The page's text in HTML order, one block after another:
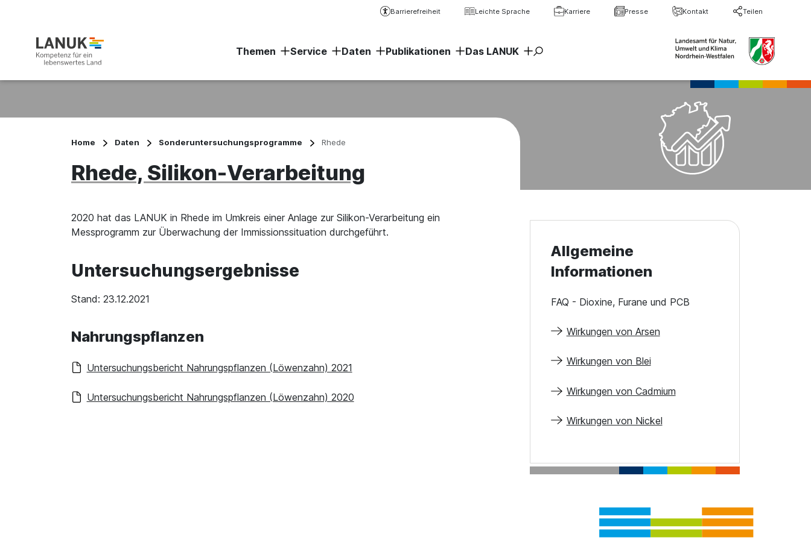
Barrierefreiheit Leichte Sprache Karriere Presse Kontakt Teilen
Themen Service Daten Publikationen Das LANUK
Suche schließen
Home Daten Sonderuntersuchungsprogramme Rhede
Rhede, Silikon-Verarbeitung
2020 hat das LANUK in Rhede im Umkreis einer Anlage zur Silikon-Verarbeitung ein
Messprogramm zur Überwachung der Immissionssituation durchgeführt.
Untersuchungsergebnisse
Stand: 23.12.2021
Nahrungspflanzen
Untersuchungsbericht Nahrungspflanzen (Löwenzahn) 2021
Untersuchungsbericht Nahrungspflanzen (Löwenzahn) 2020
Allgemeine
Informationen
FAQ - Dioxine, Furane und PCB
Wirkungen von Arsen
Wirkungen von Blei
Wirkungen von Cadmium
Wirkungen von Nickel